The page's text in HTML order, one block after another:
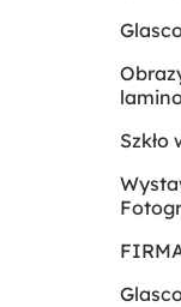
Szkło